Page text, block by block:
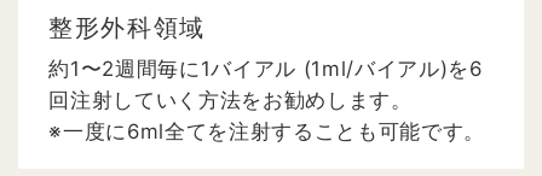
整形外科領域
約1〜2週間毎に1バイアル (1ml/バイアル)を6
回注射していく方法をお勧めします。
※一度に6ml全てを注射することも可能です。